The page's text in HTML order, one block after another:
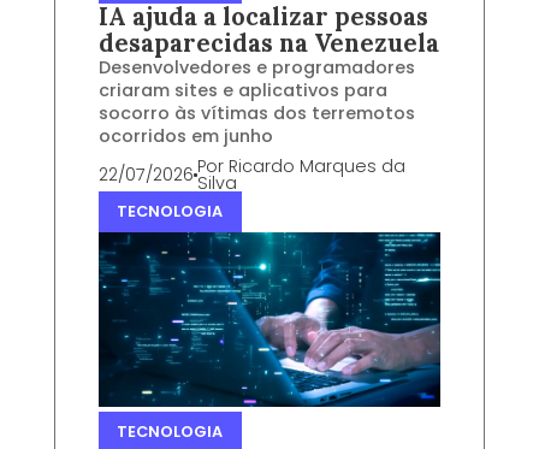
IA ajuda a localizar pessoas
desaparecidas na Venezuela
Desenvolvedores e programadores
criaram sites e aplicativos para
socorro às vítimas dos terremotos
ocorridos em junho
22/07/2026 Por Ricardo Marques da
Silva
TECNOLOGIA
TECNOLOGIA